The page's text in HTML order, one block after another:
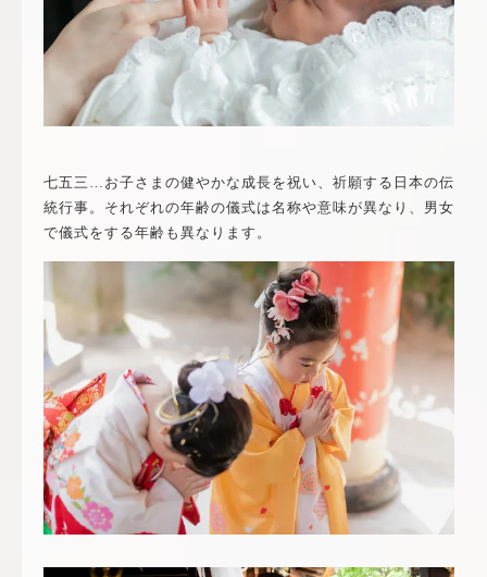
七五三…お子さまの健やかな成長を祝い、祈願する日本の伝
統行事。それぞれの年齢の儀式は名称や意味が異なり、男女
で儀式をする年齢も異なります。